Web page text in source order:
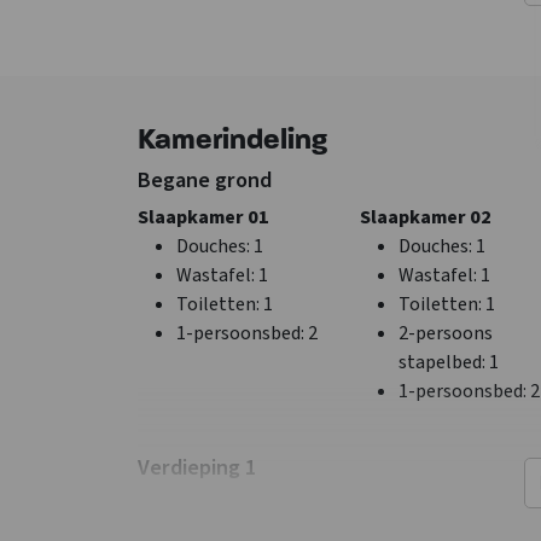
Mannengroep - In
overleg
overleg
Keuken
Vloer keuken
: Tegels
met vloerverwarming
Vriezer
Slaapkamer
Bedden
Slaapkamers : 10
Kamerindeling
Begane grond
Slaapkamer 01
Douches: 1
Wastafel: 1
Toiletten: 1
1-persoonsbed: 2
Slaapkamer 02
Douches: 1
Wastafel: 1
Toiletten: 1
2-persoons
stapelbed: 1
1-persoonsbed: 2
Verdieping 1